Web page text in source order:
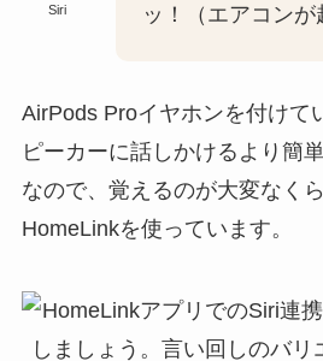
Siri
ッ！（エアコンが
AirPods Proイヤホンを付けて
ピーカーに話しかけるより簡
なので、覚えるのが大変なく
HomeLinkを使っています。